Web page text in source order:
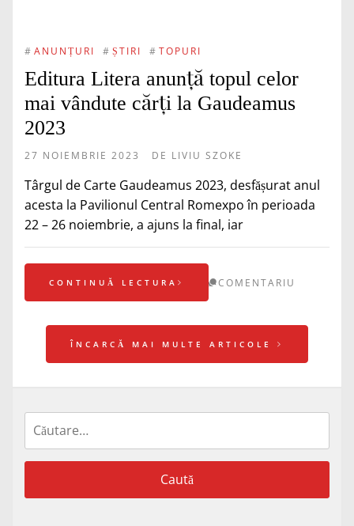
# ANUNȚURI # ȘTIRI # TOPURI
Editura Litera anunță topul celor
mai vândute cărți la Gaudeamus
2023
27 NOIEMBRIE 2023 DE LIVIU SZOKE
Târgul de Carte Gaudeamus 2023, desfășurat anul
acesta la Pavilionul Central Romexpo în perioada
22 – 26 noiembrie, a ajuns la final, iar
CONTINUĂ LECTURA COMENTARIU
ÎNCARCĂ MAI MULTE ARTICOLE
după: